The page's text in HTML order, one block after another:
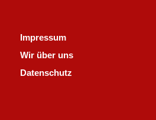
Impressum
Wir über uns
Datenschutz